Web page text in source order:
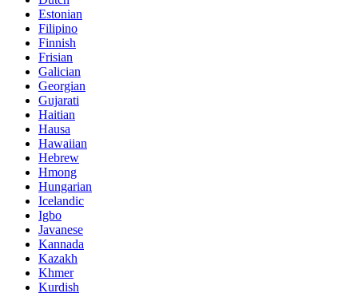
Estonian
Filipino
Finnish
Frisian
Galician
Georgian
Gujarati
Haitian
Hausa
Hawaiian
Hebrew
Hmong
Hungarian
Icelandic
Igbo
Javanese
Kannada
Kazakh
Khmer
Kurdish